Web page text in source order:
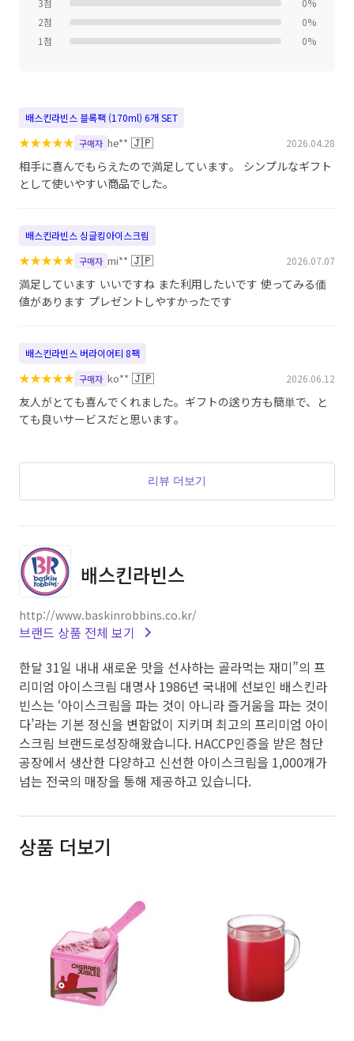
3점
0%
2점
0%
1점
0%
배스킨라빈스 블록팩 (170ml) 6개 SET
★★★★★ 구매자 he** 🇯🇵 2026.04.28
相手に喜んでもらえたので満足しています。 シンプルなギフト
として使いやすい商品でした。
배스킨라빈스 싱글킹아이스크림
★★★★★ 구매자 mi** 🇯🇵 2026.07.07
満足しています いいですね また利用したいです 使ってみる価
値があります プレゼントしやすかったです
배스킨라빈스 버라이어티 8팩
★★★★★ 구매자 ko** 🇯🇵 2026.06.12
友人がとても喜んでくれました。ギフトの送り方も簡単で、と
ても良いサービスだと思います。
리뷰 더보기
배스킨라빈스
http://www.baskinrobbins.co.kr/
브랜드 상품 전체 보기
한달 31일 내내 새로운 맛을 선사하는 골라먹는 재미”의 프
리미엄 아이스크림 대명사 1986년 국내에 선보인 배스킨라
빈스는 ‘아이스크림을 파는 것이 아니라 즐거움을 파는 것이
다’라는 기본 정신을 변함없이 지키며 최고의 프리미엄 아이
스크림 브랜드로성장해왔습니다. HACCP인증을 받은 첨단
공장에서 생산한 다양하고 신선한 아이스크림을 1,000개가
넘는 전국의 매장을 통해 제공하고 있습니다.
상품 더보기